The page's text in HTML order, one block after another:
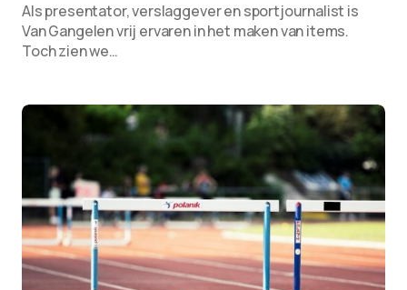
Als presentator, verslaggever en sportjournalist is
Van Gangelen vrij ervaren in het maken van items.
Toch zien we…